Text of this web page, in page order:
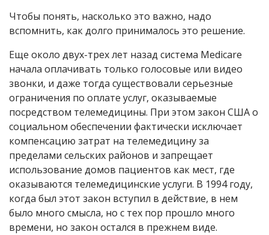
Чтобы понять, насколько это важно, надо
вспомнить, как долго принималось это решение.
Еще около двух-трех лет назад система Medicare
начала оплачивать только голосовые или видео
звонки, и даже тогда существовали серьезные
ограничения по оплате услуг, оказываемые
посредством телемедицины. При этом закон США о
социальном обеспечении фактически исключает
компенсацию затрат на телемедицину за
пределами сельских районов и запрещает
использование домов пациентов как мест, где
оказываются телемедицинские услуги. В 1994 году,
когда был этот закон вступил в действие, в нем
было много смысла, но с тех пор прошло много
времени, но закон остался в прежнем виде.